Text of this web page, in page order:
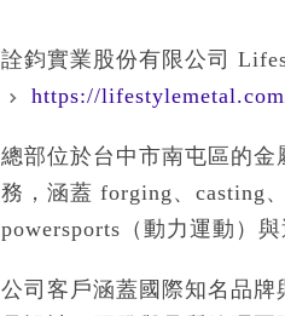
詮鈞實業股份有限公司
https://
總部位於台中市南屯區的
務，涵蓋 forging、casting
powersports（動力運動）
公司客戶涵蓋國際知名品